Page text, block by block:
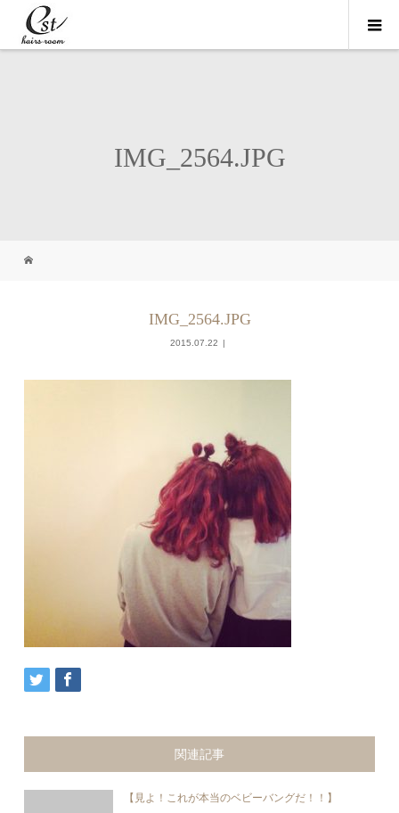
IMG_2564.JPG
IMG_2564.JPG
2015.07.22
関連記事
【見よ！これが本当のベビーバングだ！！】